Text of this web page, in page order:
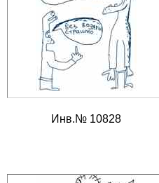
Инв.№ 10828